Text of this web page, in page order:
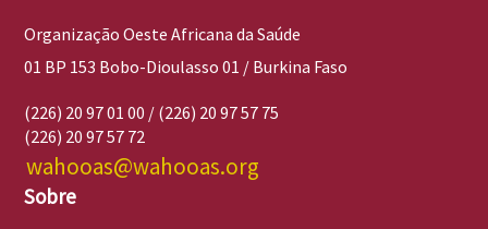
Organização Oeste Africana da Saúde
01 BP 153 Bobo-Dioulasso 01 / Burkina Faso
(226) 20 97 01 00 / (226) 20 97 57 75
(226) 20 97 57 72
wahooas@wahooas.org
Sobre